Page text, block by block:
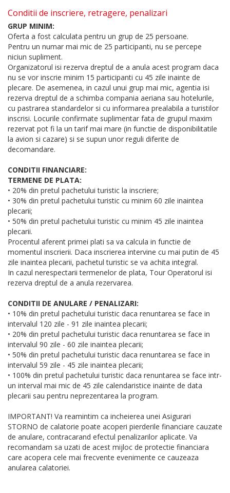
Conditii de inscriere, retragere, penalizari
GRUP MINIM:
Oferta a fost calculata pentru un grup de 25 persoane.
Pentru un numar mai mic de 25 participanti, nu se percepe
niciun supliment.
Organizatorul isi rezerva dreptul de a anula acest program daca
nu se vor inscrie minim 15 participanti cu 45 zile inainte de
plecare. De asemenea, in cazul unui grup mai mic, agentia isi
rezerva dreptul de a schimba compania aeriana sau hotelurile,
cu pastrarea standardelor si cu informarea prealabila a turistilor
inscrisi. Locurile confirmate suplimentar fata de grupul maxim
rezervat pot fi la un tarif mai mare (in functie de disponibilitatile
la avion si cazare) si se supun unor reguli diferite de
decomandare.
CONDITII FINANCIARE:
TERMENE DE PLATA:
• 20% din pretul pachetului turistic la inscriere;
• 30% din pretul pachetului turistic cu minim 60 zile inaintea
plecarii;
• 50% din pretul pachetului turistic cu minim 45 zile inaintea
plecarii.
Procentul aferent primei plati sa va calcula in functie de
momentul inscrierii. Daca inscrierea intervine cu mai putin de 45
zile inaintea plecarii, pachetul turistic se va achita integral.
In cazul nerespectarii termenelor de plata, Tour Operatorul isi
rezerva dreptul de a anula rezervarea.
CONDITII DE ANULARE / PENALIZARI:
• 10% din pretul pachetului turistic daca renuntarea se face in
intervalul 120 zile - 91 zile inaintea plecarii;
• 20% din pretul pachetului turistic daca renuntarea se face in
intervalul 90 zile - 60 zile inaintea plecarii;
• 50% din pretul pachetului turistic daca renuntarea se face in
intervalul 59 zile - 45 zile inaintea plecarii;
• 100% din pretul pachetului turistic daca renuntarea se face intr-
un interval mai mic de 45 zile calendaristice inainte de data
plecarii sau pentru neprezentarea la program.
IMPORTANT! Va reamintim ca incheierea unei Asigurari
STORNO de calatorie poate acoperi pierderile financiare cauzate
de anulare, contracarand efectul penalizarilor aplicate. Va
recomandam sa uzati de acest mijloc de protectie financiara
care acopera cele mai frecvente evenimente ce cauzeaza
anularea calatoriei.